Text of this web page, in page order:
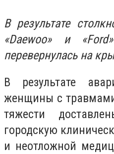
В результате
«Daewoo» и
перевернулась на
В результате
женщины с
тяжести
городскую
и неотложной